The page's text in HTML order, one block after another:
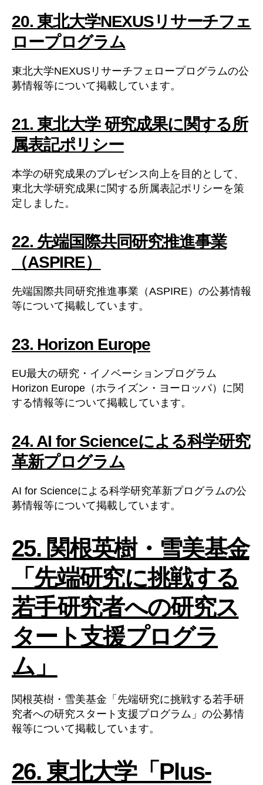
20. 東北大学NEXUSリサーチフェ
ロープログラム
東北大学NEXUSリサーチフェロープログラムの公
募情報等について掲載しています。
21. 東北大学 研究成果に関する所
属表記ポリシー
本学の研究成果のプレゼンス向上を目的として、
東北大学研究成果に関する所属表記ポリシーを策
定しました。
22. 先端国際共同研究推進事業
（ASPIRE）
先端国際共同研究推進事業（ASPIRE）の公募情報
等について掲載しています。
23. Horizon Europe
EU最大の研究・イノベーションプログラム
Horizon Europe（ホライズン・ヨーロッパ）に関
する情報等について掲載しています。
24. AI for Scienceによる科学研究
革新プログラム
AI for Scienceによる科学研究革新プログラムの公
募情報等について掲載しています。
25. 関根英樹・雪美基金
「先端研究に挑戦する
若手研究者への研究ス
タート支援プログラ
ム」
関根英樹・雪美基金「先端研究に挑戦する若手研
究者への研究スタート支援プログラム」の公募情
報等について掲載しています。
26. 東北大学「Plus-